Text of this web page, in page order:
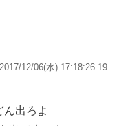
2017/12/06(水) 17:18:26.19
出ろよ